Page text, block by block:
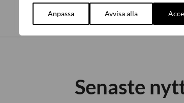
Anpassa Avvisa alla
Senaste